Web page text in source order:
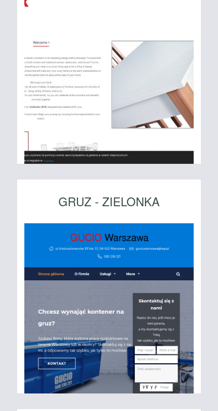
GRUZ - ZIELONKA